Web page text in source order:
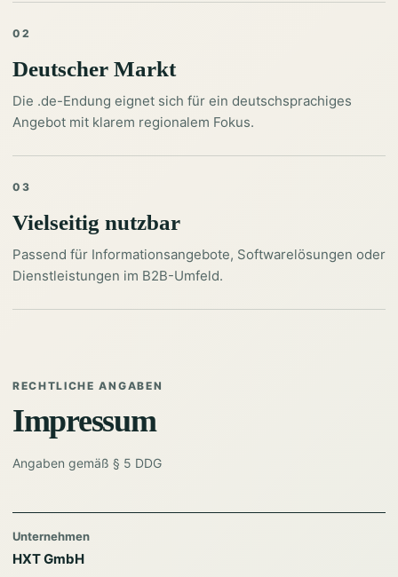
02
Deutscher Markt
Die .de-Endung eignet sich für ein deutschsprachiges
Angebot mit klarem regionalem Fokus.
03
Vielseitig nutzbar
Passend für Informationsangebote, Softwarelösungen oder
Dienstleistungen im B2B-Umfeld.
RECHTLICHE ANGABEN
Impressum
Angaben gemäß § 5 DDG
Unternehmen
HXT GmbH